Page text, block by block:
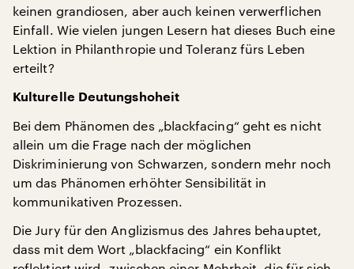
keinen grandiosen, aber auch keinen verwerflichen
Einfall. Wie vielen jungen Lesern hat dieses Buch eine
Lektion in Philanthropie und Toleranz fürs Leben
erteilt?
Kulturelle Deutungshoheit
Bei dem Phänomen des „blackfacing“ geht es nicht
allein um die Frage nach der möglichen
Diskriminierung von Schwarzen, sondern mehr noch
um das Phänomen erhöhter Sensibilität in
kommunikativen Prozessen.
Die Jury für den Anglizismus des Jahres behauptet,
dass mit dem Wort „blackfacing“ ein Konflikt